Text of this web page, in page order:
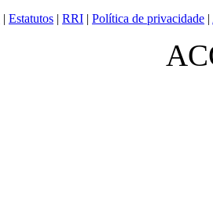
| Estatutos | RRI | Política de privacidade |